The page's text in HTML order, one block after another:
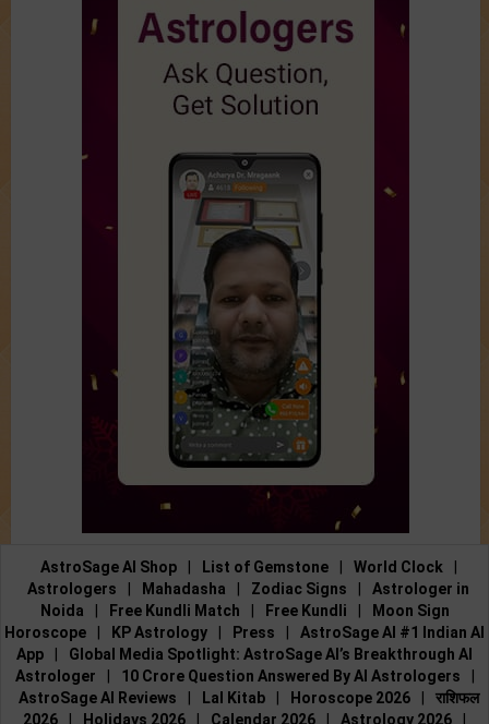
AstroSage AI Shop List of Gemstone World Clock
Astrologers
Mahadasha Zodiac Signs
Astrologer in
Noida
Free Kundli Match Free Kundli
Moon Sign
Horoscope
KP Astrology Press
AstroSage AI #1 Indian AI
App
Global Media Spotlight: AstroSage AI’s Breakthrough AI
Astrologer
10 Crore Question Answered By AI Astrologers
AstroSage AI Reviews
Lal Kitab Horoscope 2026
राशिफल
2026
Holidays 2026 Calendar 2026 Astrology 2026